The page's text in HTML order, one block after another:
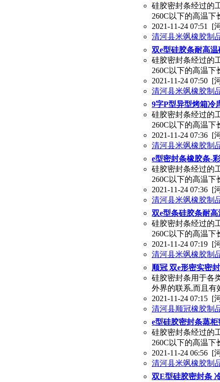
硅胶密封条经过的
260C以下的高温
2021-11-24 07:51 [
清河县米飒橡胶制
双e型硅胶条耐高
硅胶密封条经过的
260C以下的高温
2021-11-24 07:50 [
清河县米飒橡胶制
9字P型异型烤箱冷
硅胶密封条经过的
260C以下的高温
2021-11-24 07:36 [
清河县米飒橡胶制
e型密封条橡胶条-
硅胶密封条经过的
260C以下的高温
2021-11-24 07:36 [
清河县米飒橡胶制
双e型条硅胶条耐
硅胶密封条经过的
260C以下的高温
2021-11-24 07:19 [
清河县米飒橡胶制
顺冠 双e形密实密
硅胶密封条用于各
外界的联系,而且有
2021-11-24 07:15 [
清河县顺冠橡胶制
e型硅胶密封条蒸
硅胶密封条经过的
260C以下的高温
2021-11-24 06:56 [
清河县米飒橡胶制
双E型硅胶密封条